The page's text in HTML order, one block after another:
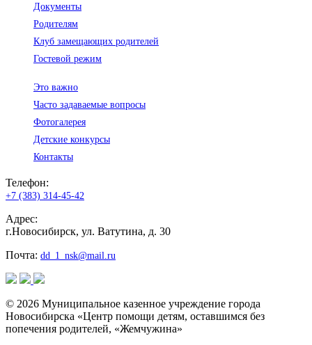
Документы
Родителям
Клуб замещающих родителей
Гостевой режим
Это важно
Часто задаваемые вопросы
Фотогалерея
Детские конкурсы
Контакты
Телефон:
+7 (383) 314-45-42
Адрес:
г.Новосибирск, ул. Ватутина, д. 30
Почта: dd_1_nsk@mail.ru
© 2026 Муниципальное казенное учреждение города
Новосибирска «Центр помощи детям, оставшимся без
попечения родителей, «Жемчужина»